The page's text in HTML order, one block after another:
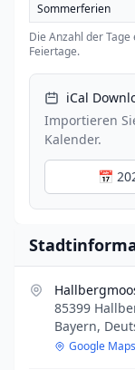
Sommerferien
Die Anzahl der
Feiertage.
iCal
Importieren
Kalender.
📅
85399
Bayern,
Google Maps